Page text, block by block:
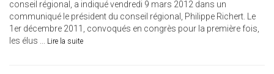
conseil régional, a indiqué vendredi 9 mars 2012 dans un
communiqué le président du conseil régional, Philippe Richert. Le
1er décembre 2011, convoqués en congrès pour la première fois,
les élus ... Lire la suite